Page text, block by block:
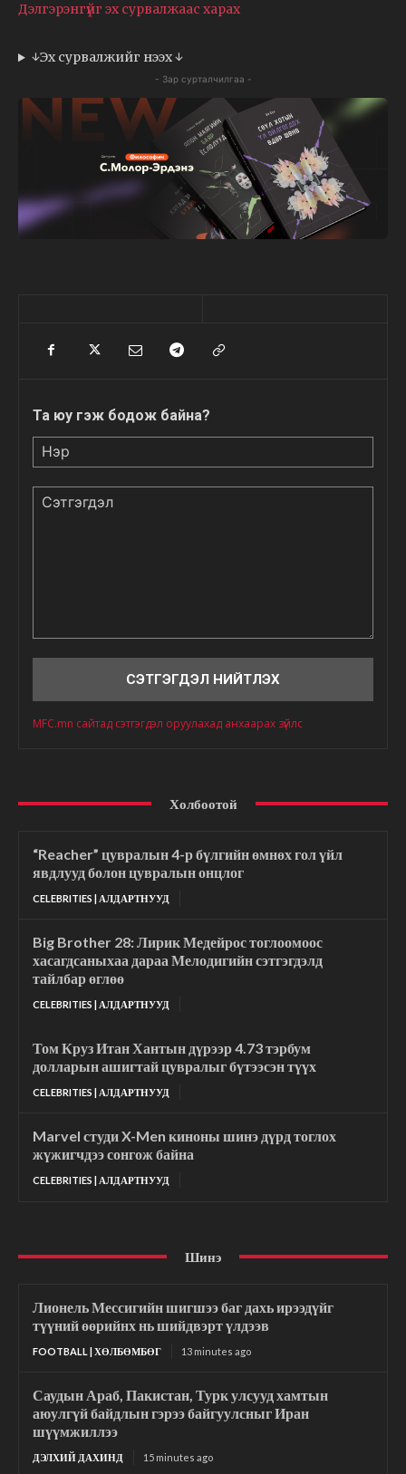
Дэлгэрэнгүйг эх сурвалжаас харах
↓Эх сурвалжийг нээх ↓
- Зар сурталчилгаа -
Та юу гэж бодож байна?
MFC.mn сайтад сэтгэгдэл оруулахад анхаарах зүйлс
Холбоотой
“Reacher” цувралын 4-р бүлгийн өмнөх гол үйл
явдлууд болон цувралын онцлог
CELEBRITIES | АЛДАРТНУУД
Big Brother 28: Лирик Медейрос тоглоомоос
хасагдсаныхаа дараа Мелодигийн сэтгэгдэлд
тайлбар өглөө
CELEBRITIES | АЛДАРТНУУД
Том Круз Итан Хантын дүрээр 4.73 тэрбум
долларын ашигтай цувралыг бүтээсэн түүх
CELEBRITIES | АЛДАРТНУУД
Marvel студи X-Men киноны шинэ дүрд тоглох
жүжигчдээ сонгож байна
CELEBRITIES | АЛДАРТНУУД
Шинэ
Лионель Мессигийн шигшээ баг дахь ирээдүйг
түүний өөрийнх нь шийдвэрт үлдээв
FOOTBALL | ХӨЛБӨМБӨГ 13 minutes ago
Саудын Араб, Пакистан, Турк улсууд хамтын
аюулгүй байдлын гэрээ байгуулсныг Иран
шүүмжиллээ
ДЭЛХИЙ ДАХИНД 15 minutes ago